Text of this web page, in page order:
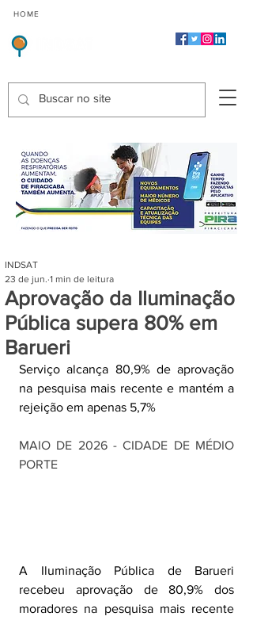
HOME
Aprovação da Iluminação
Pública supera 80% em
Barueri
INDSAT
23 de jun. 1 min de leitura
Serviço alcança 80,9% de aprovação
na pesquisa mais recente e mantém a
rejeição em apenas 5,7%
MAIO DE 2026 - CIDADE DE MÉDIO
PORTE
A Iluminação Pública de Barueri
recebeu aprovação de 80,9% dos
moradores na pesquisa mais recente